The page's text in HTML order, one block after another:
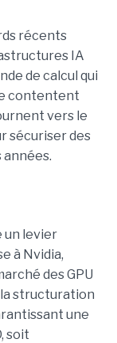
récents
IA
de calcul qui
contentent
vers le
sécuriser des
années.
un levier
à Nvidia,
des GPU
la structuration
une
soit